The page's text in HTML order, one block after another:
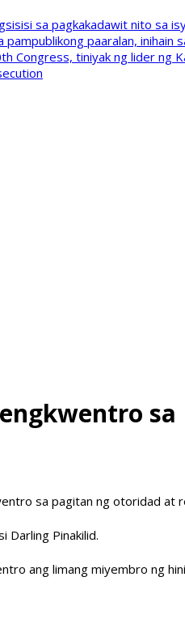
sa pagkakadawit nito sa
paaralan, inihain
Congress, tiniyak ng lider ng
sa pagitan ng otoridad
Darling Pinakilid.
ang limang miyembro ng